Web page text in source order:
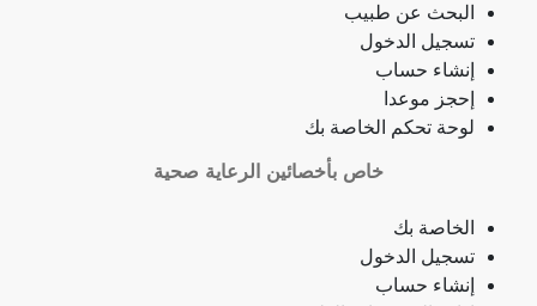
ذبحة صدرية (مصطلح لاتيني)
فقدان الشهية
فقدان حاسة الشم
جمرة (أنثراكس)
لامبالاة
البحث عن طبيب
تسجيل الدخول
إنشاء حساب
إحجز موعدا
لوحة تحكم الخاصة بك
خاص بأخصائين الرعاية صحية
الخاصة بك
تسجيل الدخول
إنشاء حساب